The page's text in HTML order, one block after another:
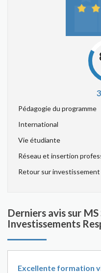
Pédagogie du programme
International
Vie étudiante
Réseau et insertion
Retour sur investissement
Derniers avis sur
Investissements
Excellente formation